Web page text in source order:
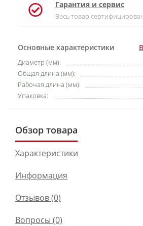
Основные характеристики
Диаметр (мм):
Общая длина (мм):
Рабочая длина (мм):
Упаковка:
Гарантия и сервис
Весь товар
Обзор товара
Характеристики
Информация
Отзывов (0)
Вопросы (0)